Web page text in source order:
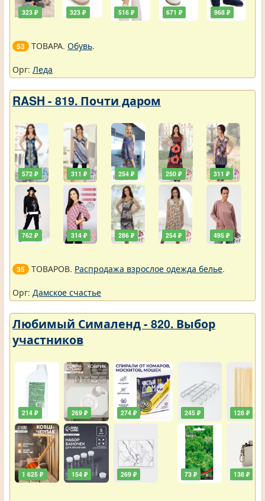
323 ₽ 323 ₽ 516 ₽ 671 ₽ 968 ₽
53 ТОВАРА. Обувь.
Орг: Леда
RASH - 819. Почти даром
572 ₽
762 ₽
311 ₽
314 ₽
254 ₽
286 ₽
250 ₽
254 ₽
311 ₽
495 ₽
35 ТОВАРОВ. Распродажа взрослое одежда белье.
Орг: Дамское счастье
Любимый Сималенд - 820. Выбор
участников
214 ₽
1 625 ₽
269 ₽
154 ₽
274 ₽
269 ₽
245 ₽
73 ₽
128 ₽
138 ₽